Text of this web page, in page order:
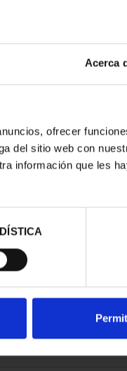
Acerca
ofrecer
del sitio web con
información que les